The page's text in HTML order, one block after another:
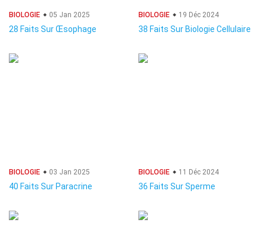
BIOLOGIE 05 Jan 2025
28 Faits Sur Œsophage
BIOLOGIE 19 Déc 2024
38 Faits Sur Biologie Cellulaire
BIOLOGIE 03 Jan 2025
40 Faits Sur Paracrine
BIOLOGIE 11 Déc 2024
36 Faits Sur Sperme